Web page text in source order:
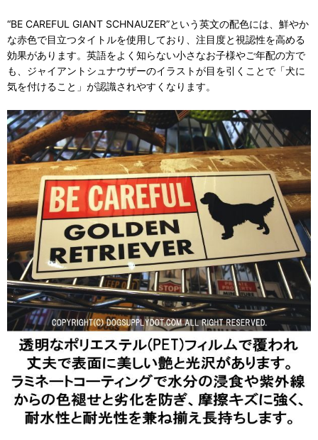
“BE CAREFUL GIANT SCHNAUZER”という英文の配色には、鮮やか
な赤色で目立つタイトルを使用しており、注目度と視認性を高める
効果があります。英語をよく知らない小さなお子様やご年配の方で
も、ジャイアントシュナウザーのイラストが目を引くことで「犬に
気を付けること」が認識されやすくなります。